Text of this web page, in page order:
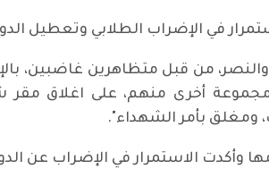
في الإضراب الطلابي وتعطيل
من قبل متظاهرين غاضبين،
أخرى منهم، على اغلاق مقر
ومغلق بأمر الشهداء".
وأكدت الاستمرار في الإضراب عن